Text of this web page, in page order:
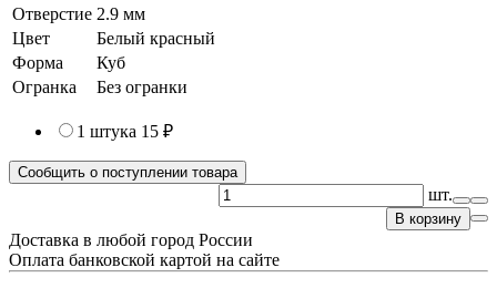
Отверстие 2.9 мм
Цвет
Белый красный
Форма
Куб
Огранка
Без огранки
1 штука 15 ₽
Сообщить о поступлении товара
шт.
В корзину
Доставка в любой город России
Оплата банковской картой на сайте